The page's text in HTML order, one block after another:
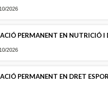
2026
PERMANENT EN NUTRICIÓ I
2026
PERMANENT EN DRET